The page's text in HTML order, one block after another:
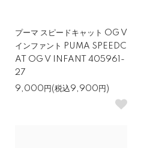
プーマ スピードキャット OG V
インファント PUMA SPEEDC
AT OG V INFANT 405961-
27
9,000円(税込9,900円)